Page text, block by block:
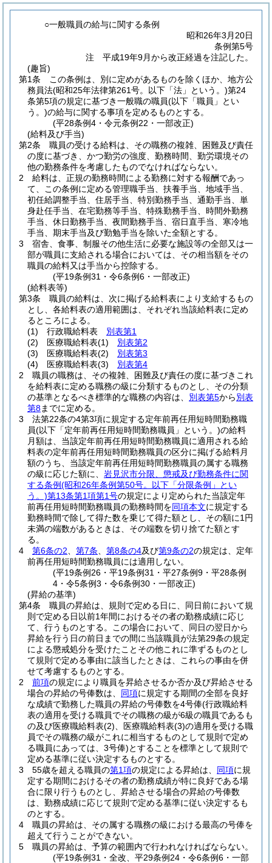
○一般職員の給与に関する条例
昭和26年3月20日
条例第5号
注 平成19年9月から改正経過を注記した。
(趣旨)
第1条
この条例は、別に定めがあるものを除くほか、地方公
務員法(昭和25年法律第261号。以下「法」という。)第24
条第5項の規定に基づき一般職の職員(以下「職員」とい
う。)の給与に関する事項を定めるものとする。
(平28条例4・令元条例22・一部改正)
(給料及び手当)
第2条
職員の受ける給料は、その職務の複雑、困難及び責任
の度に基づき、かつ勤労の強度、勤務時間、勤労環境その
他の勤務条件を考慮したものでなければならない。
2
給料は、正規の勤務時間による勤務に対する報酬であっ
て、この条例に定める管理職手当、扶養手当、地域手当、
初任給調整手当、住居手当、特別勤務手当、通勤手当、単
身赴任手当、在宅勤務等手当、特殊勤務手当、時間外勤務
手当、休日勤務手当、夜間勤務手当、宿日直手当、寒冷地
手当、期末手当及び勤勉手当を除いた全額とする。
3
宿舎、食事、制服その他生活に必要な施設等の全部又は一
部が職員に支給される場合においては、その相当額をその
職員の給料又は手当から控除する。
(平19条例31・令6条例6・一部改正)
(給料表等)
第3条
職員の給料は、次に掲げる給料表により支給するもの
とし、各給料表の適用範囲は、それぞれ当該給料表に定め
るところによる。
(1)
行政職給料表 別表第1
(2)
医療職給料表(1)
別表第2
(3)
医療職給料表(2)
別表第3
(4)
医療職給料表(3)
別表第4
2
職員の職務は、その複雑、困難及び責任の度に基づきこれ
を給料表に定める職務の級に分類するものとし、その分類
の基準となるべき標準的な職務の内容は、 別表第5から別表
第8までに定める。
3
法第22条の4第3項に規定する定年前再任用短時間勤務職
員(以下「定年前再任用短時間勤務職員」という。)の給料
月額は、当該定年前再任用短時間勤務職員に適用される給
料表の定年前再任用短時間勤務職員の区分に掲げる給料月
額のうち、当該定年前再任用短時間勤務職員の属する職務
の級に応じた額に、 岩見沢市分限、懲戒及び勤務条件に関
する条例(昭和26年条例第50号。以下「分限条例」とい
う。)第13条第1項第1号の規定により定められた当該定年
前再任用短時間勤務職員の勤務時間を同項本文に規定する
勤務時間で除して得た数を乗じて得た額とし、その額に1円
未満の端数があるときは、その端数を切り捨てた額とす
る。
4
第6条の2 第7条 第8条の4及び第9条の2の規定は、定年
前再任用短時間勤務職員には適用しない。
(平19条例26・平19条例31・平27条例9・平28条例
4・令5条例3・令6条例30・一部改正)
(昇給の基準)
第4条
職員の昇給は、規則で定める日に、同日前において規
則で定める日以前1年間におけるその者の勤務成績に応じ
て、行うものとする。
この場合において、同日の翌日から
昇給を行う日の前日までの間に当該職員が法第29条の規定
による懲戒処分を受けたことその他これに準ずるものとし
て規則で定める事由に該当したときは、これらの事由を併
せて考慮するものとする。
2
前項の規定により職員を昇給させるか否か及び昇給させる
場合の昇給の号俸数は、 同項に規定する期間の全部を良好
な成績で勤務した職員の昇給の号俸数を4号俸(行政職給料
表の適用を受ける職員でその職務の級が6級の職員であるも
の及び医療職給料表(2) 、医療職給料表(3)の適用を受ける職
員でその職務の級がこれに相当するものとして規則で定め
る職員にあっては、3号俸)とすることを標準として規則で
定める基準に従い決定するものとする。
3
55歳を超える職員の第1項の規定による昇給は、 同項に規
定する期間におけるその者の勤務成績が特に良好である場
合に限り行うものとし、昇給させる場合の昇給の号俸数
は、勤務成績に応じて規則で定める基準に従い決定するも
のとする。
4
職員の昇給は、その属する職務の級における最高の号俸を
超えて行うことができない。
5
職員の昇給は、予算の範囲内で行われなければならない。
(平19条例31・全改、平29条例24・令6条例6・一部